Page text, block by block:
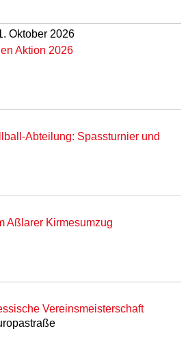
Oktober 2026
Aktion 2026
Abteilung: Spassturnier und
Aßlarer Kirmesumzug
Vereinsmeisterschaft